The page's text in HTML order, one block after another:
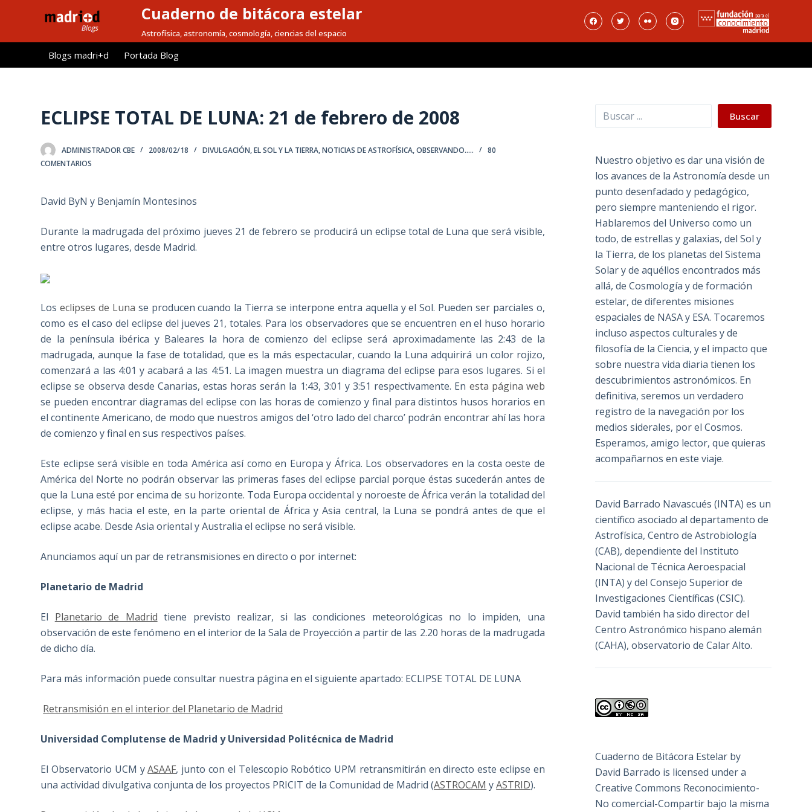
l
Cuaderno de bitácora estelar
Astrofísica, astronomía, cosmología, ciencias del espacio
Blogs madri+d Portada Blog
ECLIPSE TOTAL DE LUNA: 21 de febrero de 2008
ADMINISTRADOR CBE 2008/02/18 DIVULGACIÓN,EL SOL Y LA TIERRA,NOTICIAS DE ASTROFÍSICA,OBSERVANDO.....
80
COMENTARIOS
David ByN y Benjamín Montesinos
Durante la madrugada del próximo jueves 21 de febrero se producirá un eclipse total de Luna que será visible,
entre otros lugares, desde Madrid.
Loseclipses de Luna se producen cuando la Tierra se interpone entra aquella y el Sol. Pueden ser parciales o,
como es el caso del eclipse del jueves 21, totales. Para los observadores que se encuentren en el huso horario
de la península ibérica y Baleares la hora de comienzo del eclipse será aproximadamente las 2:43 de la
madrugada, aunque la fase de totalidad, que es la más espectacular, cuando la Luna adquirirá un color rojizo,
comenzará a las 4:01 y acabará a las 4:51. La imagen muestra un diagrama del eclipse para esos lugares. Si el
eclipse se observa desde Canarias, estas horas serán la 1:43, 3:01 y 3:51 respectivamente. En esta página web
se pueden encontrar diagramas del eclipse con las horas de comienzo y final para distintos husos horarios en
el continente Americano, de modo que nuestros amigos del ‘otro lado del charco’ podrán encontrar ahí las hora
de comienzo y final en sus respectivos países.
Este eclipse será visible en toda América así como en Europa y África. Los observadores en la costa oeste de
América del Norte no podrán observar las primeras fases del eclipse parcial porque éstas sucederán antes de
que la Luna esté por encima de su horizonte. Toda Europa occidental y noroeste de África verán la totalidad del
eclipse, y más hacia el este, en la parte oriental de África y Asia central, la Luna se pondrá antes de que el
eclipse acabe. Desde Asia oriental y Australia el eclipse no será visible.
Anunciamos aquí un par de retransmisiones en directo o por internet:
Planetario de Madrid
El Planetario de Madrid tiene previsto realizar, si las condiciones meteorológicas no lo impiden, una
observación de este fenómeno en el interior de la Sala de Proyección a partir de las 2.20 horas de la madrugada
de dicho día.
Para más información puede consultar nuestra página en el siguiente apartado: ECLIPSE TOTAL DE LUNA
Retransmisión en el interior del Planetario de Madrid
Universidad Complutense de Madrid y Universidad Politécnica de Madrid
El Observatorio UCM yASAAF, junto con el Telescopio Robótico UPM retransmitirán en directo este eclipse en
una actividad divulgativa conjunta de los proyectos PRICIT de la Comunidad de Madrid (ASTROCAM yASTRID).
Buscar Buscar
Nuestro objetivo es dar una visión de
los avances de la Astronomía desde un
punto desenfadado y pedagógico,
pero siempre manteniendo el rigor.
Hablaremos del Universo como un
todo, de estrellas y galaxias, del Sol y
la Tierra, de los planetas del Sistema
Solar y de aquéllos encontrados más
allá, de Cosmología y de formación
estelar, de diferentes misiones
espaciales de NASA y ESA. Tocaremos
incluso aspectos culturales y de
filosofía de la Ciencia, y el impacto que
sobre nuestra vida diaria tienen los
descubrimientos astronómicos. En
definitiva, seremos un verdadero
registro de la navegación por los
medios siderales, por el Cosmos.
Esperamos, amigo lector, que quieras
acompañarnos en este viaje.
David Barrado Navascués (INTA) es un
científico asociado al departamento de
Astrofísica, Centro de Astrobiología
(CAB), dependiente del Instituto
Nacional de Técnica Aeroespacial
(INTA) y del Consejo Superior de
Investigaciones Científicas (CSIC).
David también ha sido director del
Centro Astronómico hispano alemán
(CAHA), observatorio de Calar Alto.
Cuaderno de Bitácora Estelar by
David Barrado is licensed under a
Creative Commons Reconocimiento-
No comercial-Compartir bajo la misma